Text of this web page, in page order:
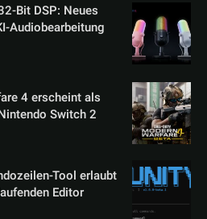
Bit DSP: Neues
Audiobearbeitung
4 erscheint als
Switch 2
Tool erlaubt
Editor